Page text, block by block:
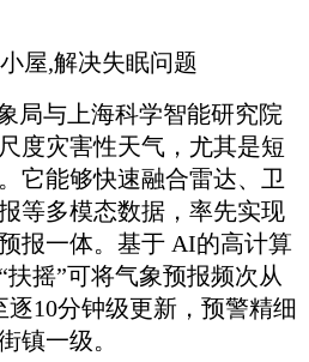
局与上海科学智能研究院
度灾害性天气，尤其是短
它能够快速融合雷达、卫
等多模态数据，率先实现
报一体。基于 AI的高计算
摇”可将气象预报频次从
逐10分钟级更新，预警精细
镇一级。